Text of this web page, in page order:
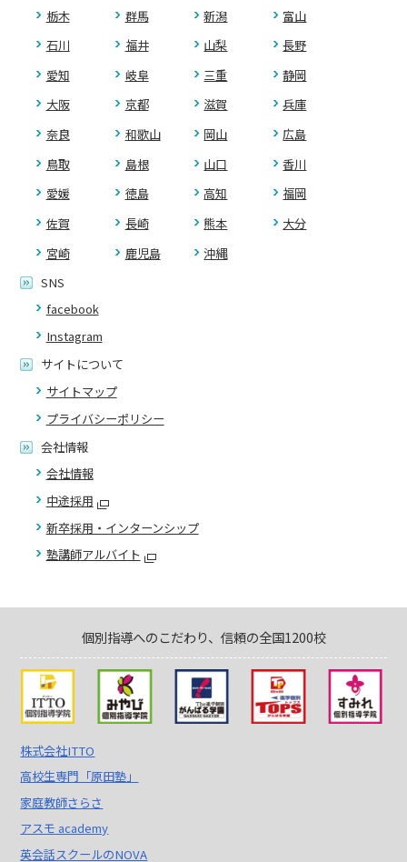
栃木
群馬 新潟
富山
石川
福井 山梨
長野
愛知
岐阜 三重
静岡
大阪
京都 滋賀
兵庫
奈良
和歌山 岡山
広島
鳥取
島根 山口
香川
愛媛
徳島 高知
福岡
佐賀
長崎 熊本
大分
宮崎
鹿児島
沖縄
SNS
facebook
Instagram
サイトについて
サイトマップ
プライバシーポリシー
会社情報
会社情報
中途採用
新卒採用・インターンシップ
塾講師アルバイト
個別指導へのこだわり、信頼の全国1200校
株式会社ITTO
高校生専門「原田塾」
家庭教師さらさ
アスモ academy
英会話スクールのNOVA